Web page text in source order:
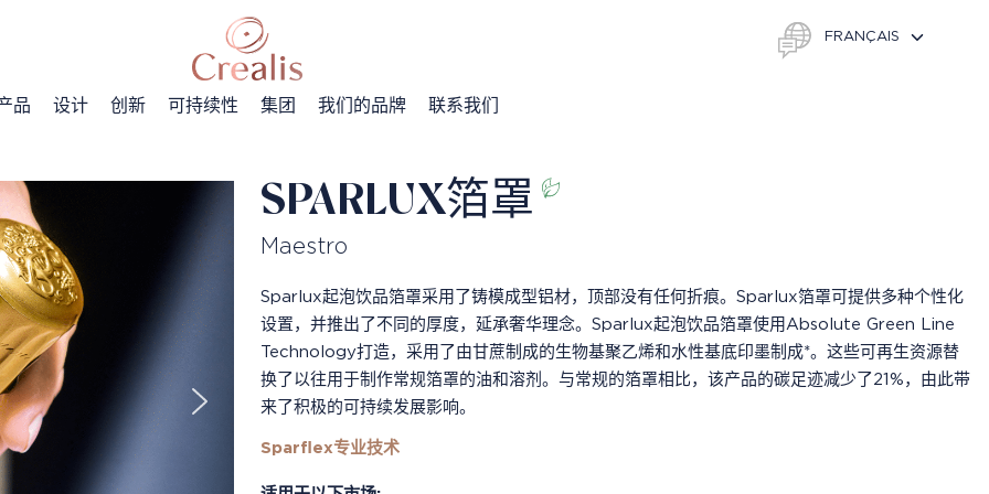
品 设计 创新 可持续性 集团 我们的品牌 联系我们
SPARLUX箔罩
Maestro
Sparlux起泡饮品箔罩采用了铸模成型铝材，顶部没有任何折痕。Sparlux箔罩可提供多种个性化
设置，并推出了不同的厚度，延承奢华理念。Sparlux起泡饮品箔罩使用Absolute Green Line
Technology打造，采用了由甘蔗制成的生物基聚乙烯和水性基底印墨制成*。这些可再生资源替
换了以往用于制作常规箔罩的油和溶剂。与常规的箔罩相比，该产品的碳足迹减少了21%，由此带
来了积极的可持续发展影响。
Sparflex专业技术